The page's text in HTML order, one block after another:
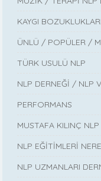
KAYGI
ÜNLÜ / POPÜLER /
TÜRK USULÜ NLP
NLP DERNEĞİ / NLP
PERFORMANS
MUSTAFA KILINÇ
NLP EĞİTİMLERİ
NLP UZMANLARI